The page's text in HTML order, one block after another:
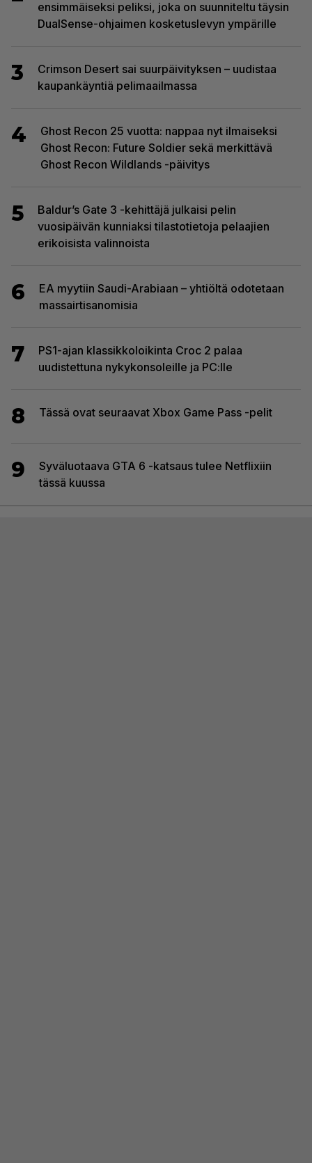
ensimmäiseksi peliksi, joka on suunniteltu täysin
DualSense-ohjaimen kosketuslevyn ympärille
3
Crimson Desert sai suurpäivityksen – uudistaa
kaupankäyntiä pelimaailmassa
4
Ghost Recon 25 vuotta: nappaa nyt ilmaiseksi
Ghost Recon: Future Soldier sekä merkittävä
Ghost Recon Wildlands -päivitys
5
Baldur’s Gate 3 -kehittäjä julkaisi pelin
vuosipäivän kunniaksi tilastotietoja pelaajien
erikoisista valinnoista
6
EA myytiin Saudi-Arabiaan – yhtiöltä odotetaan
massairtisanomisia
7
PS1-ajan klassikkoloikinta Croc 2 palaa
uudistettuna nykykonsoleille ja PC:lle
8 Tässä ovat seuraavat Xbox Game Pass -pelit
9
Syväluotaava GTA 6 -katsaus tulee Netflixiin
tässä kuussa